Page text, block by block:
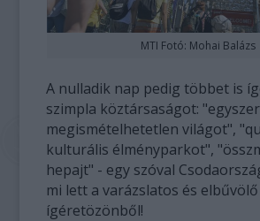
MTI Fotó: Mohai Balázs
A nulladik nap pedig többet is
szimpla köztársaságot:
megismételhetetlen világot",
kulturális élményparkot",
hepajt" - egy szóval
mi lett a varázslatos és elbűvölő
ígéretözönből!